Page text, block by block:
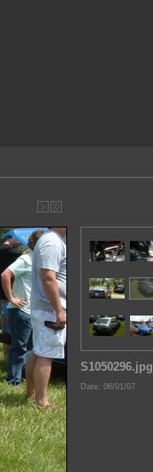
S1050296.jpg
Date: 06/01/07